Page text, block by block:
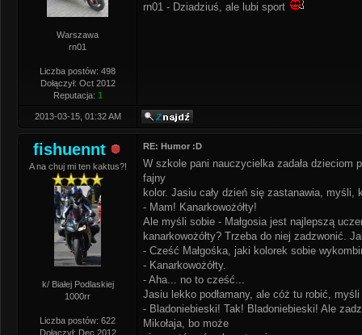
Warszawa
rn01
Liczba postów: 498
Dołączył: Oct 2012
Reputacja: 1
rn01 - Dziadziuś, ale lubi sport
2013-03-15, 01:32 AM
fishuennt
A na chuj mi ten kaktus?!
k/ Białej Podlaskiej
1000rr
Liczba postów: 622
Dołączył: Dec 2012
RE: Humor :D
W szkole pani nauczycielka zadała dzieciom
fajny
kolor. Jasiu cały dzień się zastanawia, myśli,
- Mam! Kanarkowożółty!
Ale myśli sobie - Małgosia jest najlepszą
kanarkowożółty? Trzeba do niej zadzwonić.
- Cześć Małgośka, jaki kolorek sobie
- Kanarkowożółty.
- Aha... no to cześć...
Jasiu lekko podłamany, ale cóż tu robić,
- Bladoniebieski! Tak! Bladoniebieski! Ale
Mikołaja, bo może